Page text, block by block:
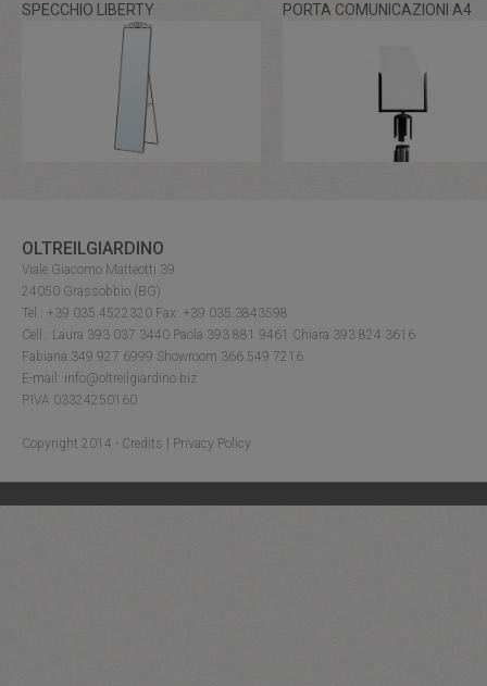
SPECCHIO LIBERTY PORTA COMUNICAZIONI A4
OLTREILGIARDINO
Viale Giacomo Matteotti 39
24050 Grassobbio (BG)
Tel.: +39 035.4522320 Fax: +39 035.3843598
Cell.: Laura 393 037 3440 Paola 393 881 9461 Chiara 393 824 3616
Fabiana 349 927 6999 Showroom 366 549 7216
E-mail: info@oltreilgiardino.biz
P.IVA 03324250160
Copyright 2014 - Credits Privacy Policy